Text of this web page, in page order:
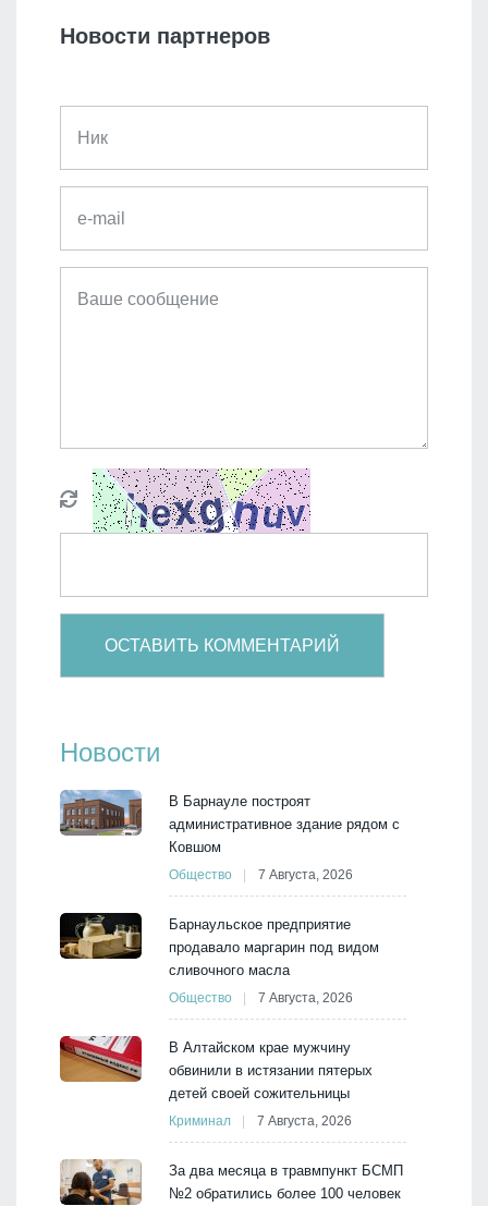
Новости партнеров
Новости
В Барнауле построят
административное здание рядом с
Ковшом
Общество 7 Августа, 2026
Барнаульское предприятие
продавало маргарин под видом
сливочного масла
Общество 7 Августа, 2026
В Алтайском крае мужчину
обвинили в истязании пятерых
детей своей сожительницы
Криминал 7 Августа, 2026
За два месяца в травмпункт БСМП
№2 обратились более 100 человек